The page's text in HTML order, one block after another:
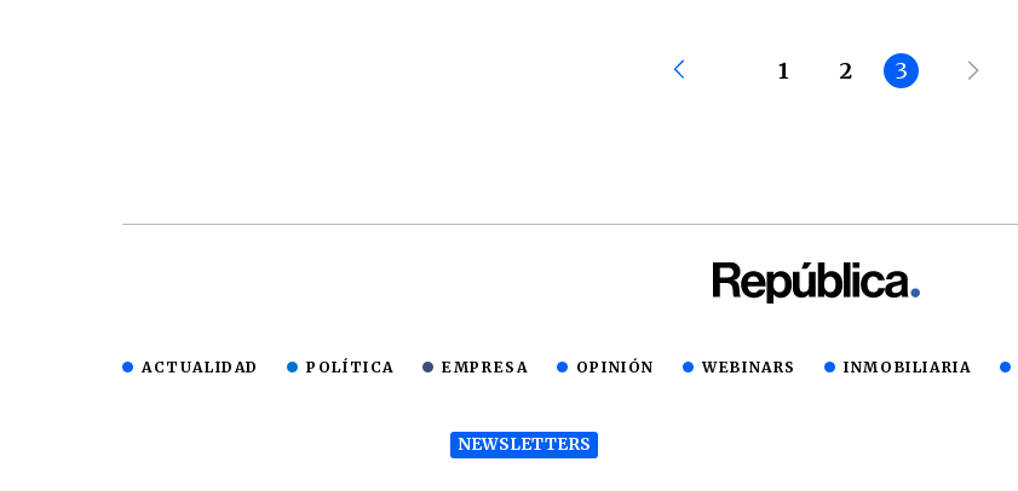
1 2 3
ACTUALIDAD POLÍTICA EMPRESA OPINIÓN WEBINARS INMOBILIARIA
NEWSLETTERS